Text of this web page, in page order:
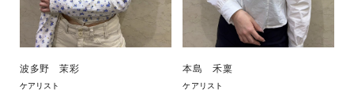
波多野 茉彩
ケアリスト
本島 禾稟
ケアリスト